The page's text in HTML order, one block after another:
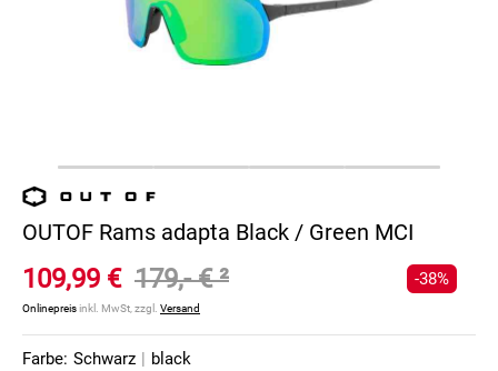
OUTOF Rams adapta Black / Green MCI
109,99 € 179,- €²
Onlinepreisinkl. MwSt, zzgl. Versand
-38%
Farbe: Schwarz | black